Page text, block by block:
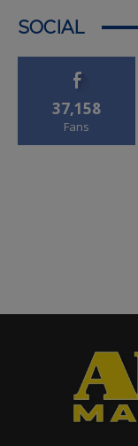
SOCIAL
37,158
Fans